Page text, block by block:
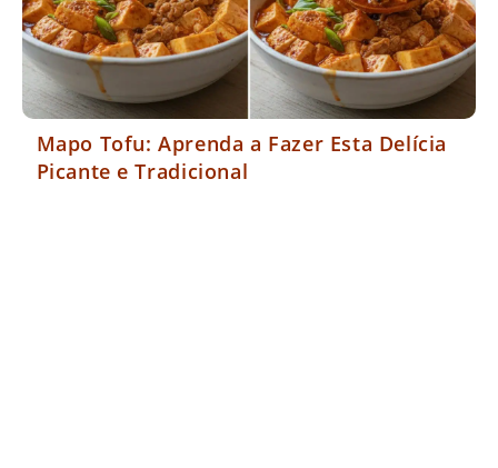
Mapo Tofu: Aprenda a Fazer Esta Delícia
Picante e Tradicional